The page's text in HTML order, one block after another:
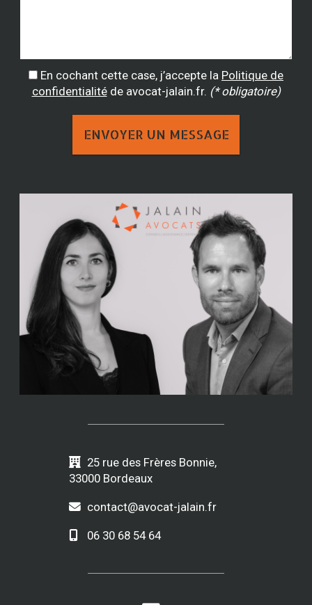
En cochant cette case, j’accepte la Politique de
confidentialitéde avocat-jalain.fr. (* obligatoire)
25 rue des Frères Bonnie,
33000 Bordeaux
contact@avocat-jalain.fr
06 30 68 54 64